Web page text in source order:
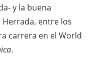
y la buena
Herrada, entre los
carrera en el World
.